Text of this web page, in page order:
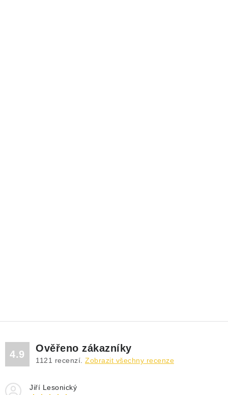
4.9
Ověřeno zákazníky
1121 recenzí. Zobrazit všechny recenze
Jiří Lesonický